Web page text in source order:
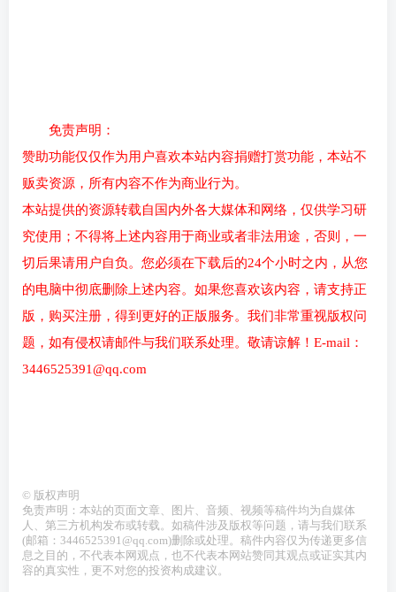
免责声明：
赞助功能仅仅作为用户喜欢本站内容捐赠打赏功能，本站不
贩卖资源，所有内容不作为商业行为。
本站提供的资源转载自国内外各大媒体和网络，仅供学习研
究使用；不得将上述内容用于商业或者非法用途，否则，一
切后果请用户自负。您必须在下载后的24个小时之内，从您
的电脑中彻底删除上述内容。如果您喜欢该内容，请支持正
版，购买注册，得到更好的正版服务。我们非常重视版权问
题，如有侵权请邮件与我们联系处理。敬请谅解！E-mail：
3446525391@qq.com
© 版权声明
免责声明：本站的页面文章、图片、音频、视频等稿件均为自媒体
人、第三方机构发布或转载。如稿件涉及版权等问题，请与我们联系
(邮箱：3446525391@qq.com)删除或处理。稿件内容仅为传递更多信
息之目的，不代表本网观点，也不代表本网站赞同其观点或证实其内
容的真实性，更不对您的投资构成建议。